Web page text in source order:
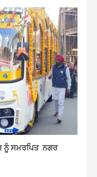
ਨੂੰ ਸਮਰਪਿਤ ਨਗਰ